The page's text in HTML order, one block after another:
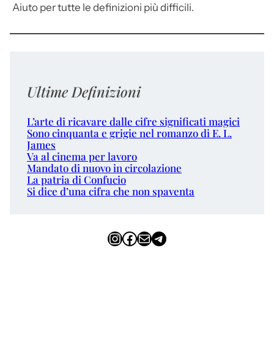
Aiuto per tutte le definizioni più difficili.
Ultime Definizioni
L’arte di ricavare dalle cifre significati magici
Sono cinquanta e grigie nel romanzo di E. L.
James
Va al cinema per lavoro
Mandato di nuovo in circolazione
La patria di Confucio
Si dice d’una cifra che non spaventa
InstagramFacebook Email Telegram